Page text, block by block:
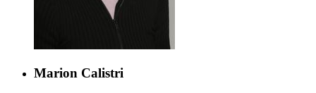
Marion Calistri